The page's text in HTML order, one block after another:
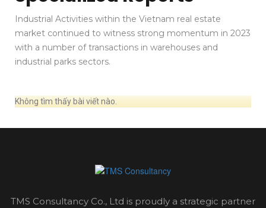
Industrial Activities within the Vietnam real estate
market continued to witness strong momentum in 2023
with a number of transactions in warehouses and
industrial parks sectors.
Không tìm thấy bài viết nào.
TMS Consultancy Co., Ltd is proudly a strategic partner